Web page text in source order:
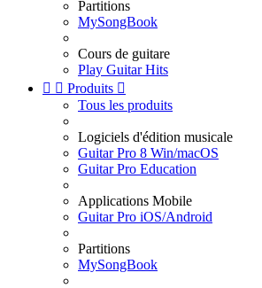
Partitions
MySongBook
Cours de guitare
Play Guitar Hits
  Produits 
Tous les produits
Logiciels d'édition musicale
Guitar Pro 8 Win/macOS
Guitar Pro Education
Applications Mobile
Guitar Pro iOS/Android
Partitions
MySongBook